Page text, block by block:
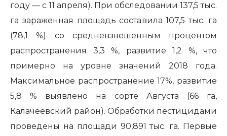
году — с 11 апреля). При обследовании 137,5 тыс.
га зараженная площадь составила 107,5 тыс. га
(78,1 %) со средневзвешенным процентом
распространения 3,3 %, развитие 1,2 %, что
примерно на уровне значений 2018 года.
Максимальное распространение 17%, развитие
5,8 % выявлено на сорте Августа (66 га,
Калачеевский район). Обработки пестицидами
проведены на площади 90,891 тыс. га. Первые